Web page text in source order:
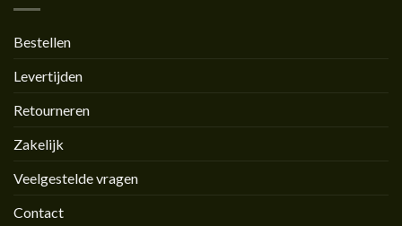
Bestellen
Levertijden
Retourneren
Zakelijk
Veelgestelde vragen
Contact